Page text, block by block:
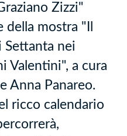
Zizzi"
mostra "Il
Settanta nei
Valentini", a cura
Anna Panareo.
ricco calendario